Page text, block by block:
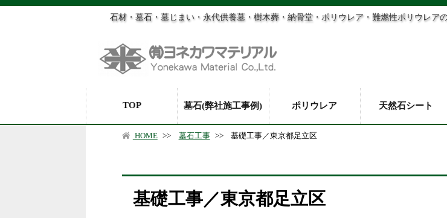
石材・墓石・墓じまい・永代供養墓・樹木葬・納骨堂・ポリウレア・難燃性ポリウレア
TOP 墓石(弊社施工事例) ポリウレア 天然石シート
HOME >> 墓石工事 >> 基礎工事／東京都足立区
基礎工事／東京都足立区